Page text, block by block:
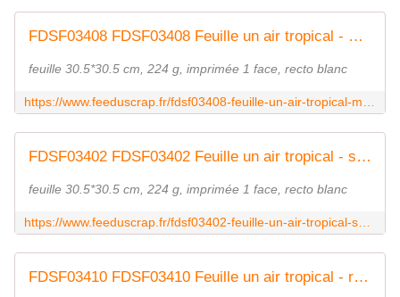
FDSF03408 FDSF03408 Feuille un air tropical - mosaïque verte FEE DU SCRAP
feuille 30.5*30.5 cm, 224 g, imprimée 1 face, recto blanc
FDSF03402 FDSF03402 Feuille un air tropical - soleils orange FEE DU SCRAP
feuille 30.5*30.5 cm, 224 g, imprimée 1 face, recto blanc
FDSF03410 FDSF03410 Feuille un air tropical - rosaces rose FEE DU SCRAP